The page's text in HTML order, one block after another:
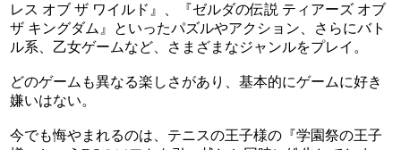
レス オブ ザ ワイルド』、『ゼルダの伝説 ティアーズ オブ
ザ キングダム』といったパズルやアクション、さらにバト
ル系、乙女ゲームなど、さまざまなジャンルをプレイ。
どのゲームも異なる楽しさがあり、基本的にゲームに好き
嫌いはない。
今でも悔やまれるのは、テニスの王子様の『学園祭の王子